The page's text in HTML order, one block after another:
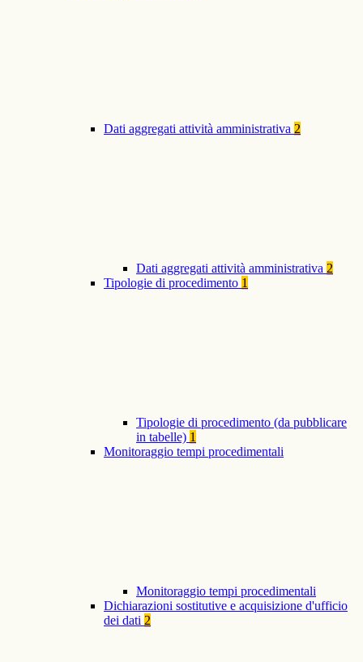
Dati aggregati attività amministrativa 2
Dati aggregati attività amministrativa 2
Tipologie di procedimento 1
Tipologie di procedimento (da pubblicare
in tabelle) 1
Monitoraggio tempi procedimentali
Monitoraggio tempi procedimentali
Dichiarazioni sostitutive e acquisizione d'ufficio
dei dati 2